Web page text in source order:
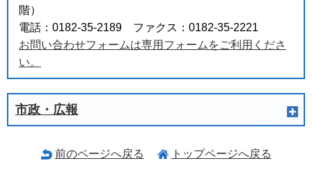
階）
電話：0182-35-2189 ファクス：0182-35-2221
お問い合わせフォームは専用フォームをご利用くださ
い。
市政・広報
前のページへ戻る トップページへ戻る